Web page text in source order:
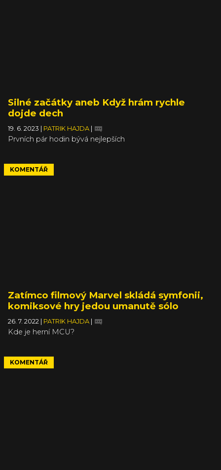
Silné začátky aneb Když hrám rychle
dojde dech
19. 6. 2023 PATRIK HAJDA
Prvních pár hodin bývá nejlepších
KOMENTÁŘ
Zatímco filmový Marvel skládá symfonii,
komiksové hry jedou umanutě sólo
26. 7. 2022 PATRIK HAJDA
Kde je herní MCU?
KOMENTÁŘ